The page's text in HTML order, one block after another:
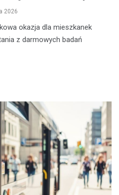
2026
okazja dla mieszkanek
z darmowych badań